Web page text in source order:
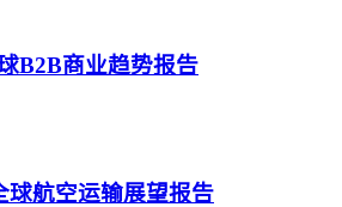
B2B商业趋势报告
航空运输展望报告